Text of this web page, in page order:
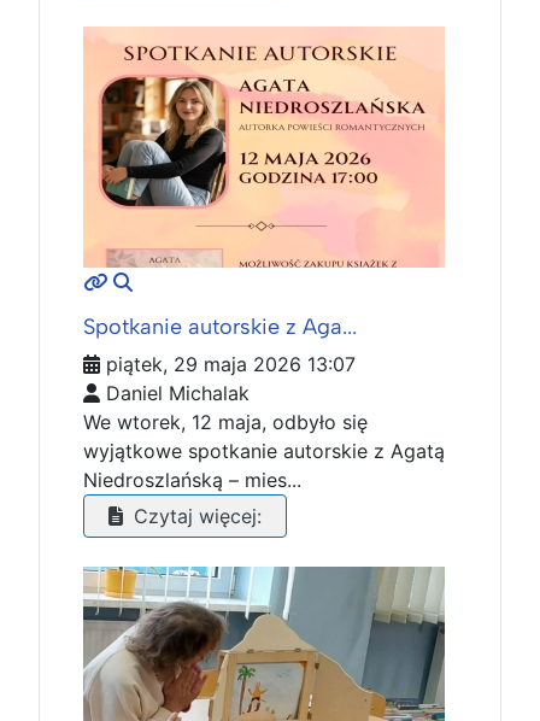
MOD_JTCS_VIEW_ARTICLE_LINK
Spotkanie autorskie z Aga...
piątek, 29 maja 2026 13:07
Daniel Michalak
We wtorek, 12 maja, odbyło się
wyjątkowe spotkanie autorskie z Agatą
Niedroszlańską – mies...
Czytaj więcej: